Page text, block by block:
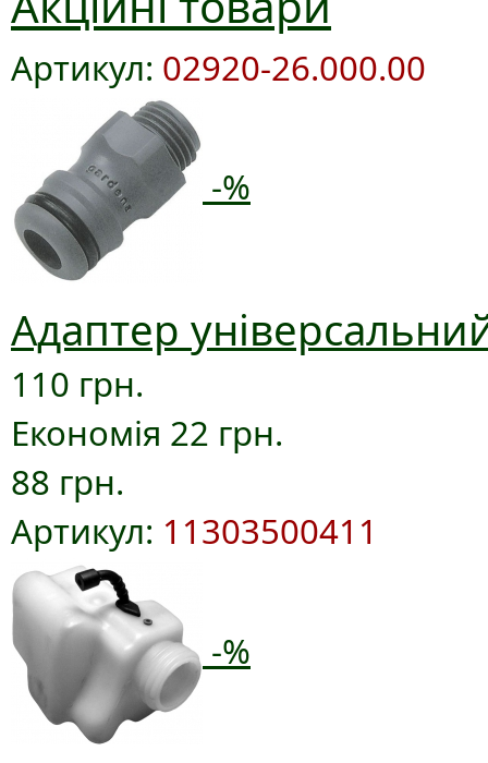
Артикул: 02920-26.000.00
-%
Адаптер
110 грн.
Економія 22 грн.
88 грн.
Артикул: 11303500411
-%